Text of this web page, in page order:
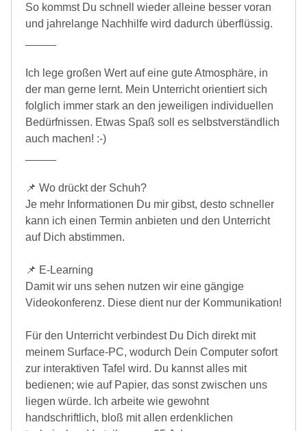
So kommst Du schnell wieder alleine besser voran
und jahrelange Nachhilfe wird dadurch überflüssig.
Ich lege großen Wert auf eine gute Atmosphäre, in
der man gerne lernt. Mein Unterricht orientiert sich
folglich immer stark an den jeweiligen individuellen
Bedürfnissen. Etwas Spaß soll es selbstverständlich
auch machen! :-)
📌 Wo drückt der Schuh?
Je mehr Informationen Du mir gibst, desto schneller
kann ich einen Termin anbieten und den Unterricht
auf Dich abstimmen.
📌 E-Learning
Damit wir uns sehen nutzen wir eine gängige
Videokonferenz. Diese dient nur der Kommunikation!
Für den Unterricht verbindest Du Dich direkt mit
meinem Surface-PC, wodurch Dein Computer sofort
zur interaktiven Tafel wird. Du kannst alles mit
bedienen; wie auf Papier, das sonst zwischen uns
liegen würde. Ich arbeite wie gewohnt
handschriftlich, bloß mit allen erdenklichen